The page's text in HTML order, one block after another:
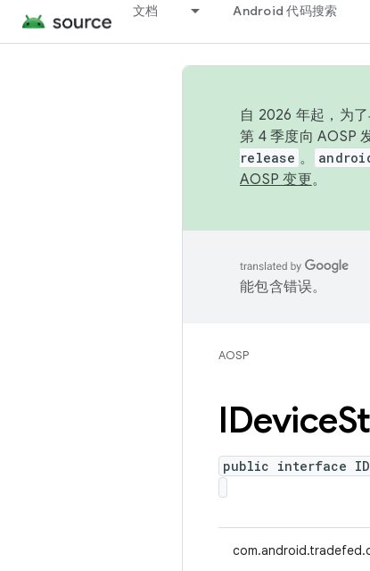
文档 Android 代码搜索
自 2026 年起，为
第 4 季度向 AOSP
release 。
AOSP 变更。
能包含错误。
AOSP
IDevice
public interface